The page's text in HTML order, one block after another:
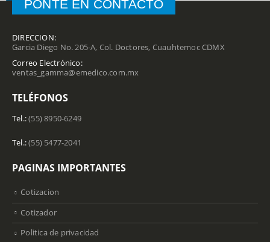
PONTE EN CONTACTO
DIRECCION:
Garcia Diego No. 205-A, Col. Doctores, Cuauhtemoc CDMX
Correo Electrónico:
ventas_gamma@emedico.com.mx
TELÉFONOS
Tel.:(55) 8950-6249
Tel.:(55) 5477-2041
PAGINAS IMPORTANTES
Cotizacion
Cotizador
Politica de privacidad